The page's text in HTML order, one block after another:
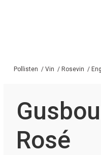
Pollisten / Vin / Rosevin /
Rosé